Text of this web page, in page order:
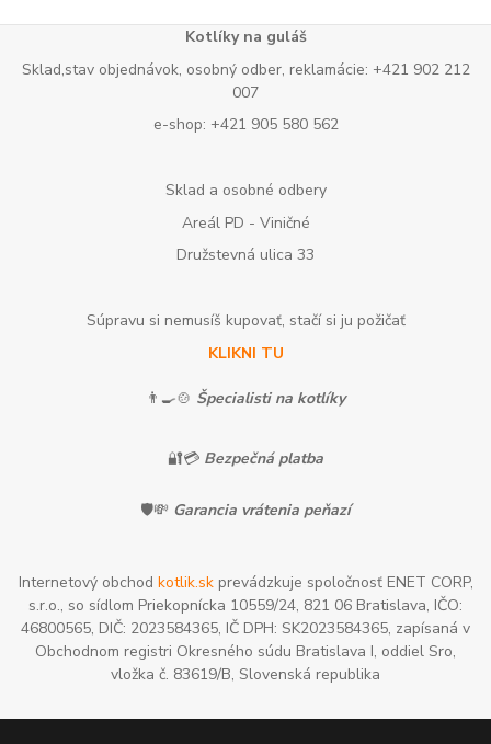
Kotlíky na guláš
Sklad,stav objednávok, osobný odber, reklamácie: +421 902 212
007
e-shop: +421 905 580 562
Sklad a osobné odbery
Areál PD - Viničné
Družstevná ulica 33
Súpravu si nemusíš kupovať, stačí si ju požičať
KLIKNI TU
👨‍🍳🍲 Špecialisti na kotlíky
🔐💳 Bezpečná platba
🛡️💸 Garancia vrátenia peňazí
Internetový obchod kotlik.skprevádzkuje spoločnosť ENET CORP,
s.r.o., so sídlom Priekopnícka 10559/24, 821 06 Bratislava, IČO:
46800565, DIČ: 2023584365, IČ DPH: SK2023584365, zapísaná v
Obchodnom registri Okresného súdu Bratislava I, oddiel Sro,
vložka č. 83619/B, Slovenská republika